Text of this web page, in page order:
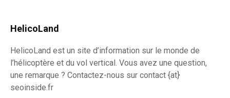
HelicoLand
HelicoLand est un site d’information sur le monde de
l’hélicoptère et du vol vertical. Vous avez une question,
une remarque ? Contactez-nous sur contact {at}
seoinside.fr